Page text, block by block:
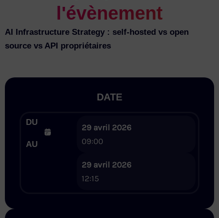
l'évènement
AI Infrastructure Strategy : self-hosted vs open
source vs API propriétaires
DATE
DU
AU
29 avril 2026
09:00
29 avril 2026
12:15